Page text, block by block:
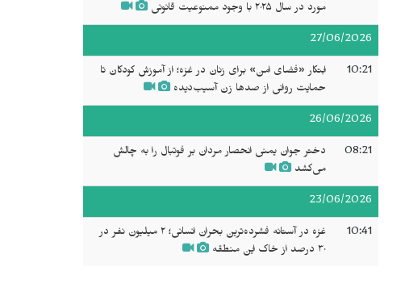
مورد در سال ۲۰۲۵ با وجود ممنوعیت قانونی
27/06/2026
10:21
ابتکار «فضای امن» برای زنان در غزه؛ از آموزش کودکان تا
حمایت روانی از صدها زن آسیب‌دیده
26/06/2026
08:21
دختر جوان یمنی انحصار مردان بر فوتبال را به چالش
می‌کشد
23/06/2026
10:41
غزه در آستانه فشرده‌ترین بحران انسانی؛ ۲ میلیون نفر در
۳۰ درصد از خاک این منطقه